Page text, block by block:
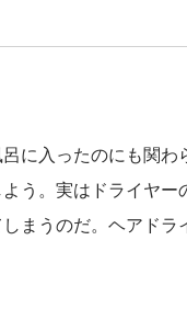
に入ったのにも関
う。実はドライヤ
まうのだ。ヘアド